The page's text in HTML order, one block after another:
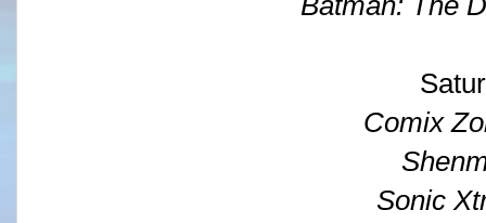
Comix
Sonic